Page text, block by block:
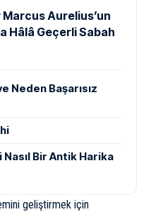
Aurelius’un
Hâlâ Geçerli Sabah
Neden Başarısız
Bir Antik Harika
geliştirmek için